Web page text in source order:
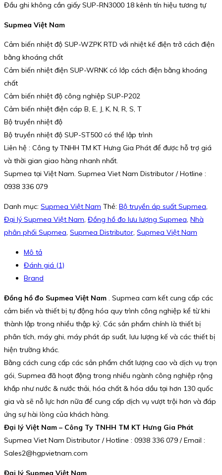
Đầu ghi không cần giấy SUP-RN3000 18 kênh tín hiệu tương tự
Supmea Việt Nam
Cảm biến nhiệt độ SUP-WZPK RTD với nhiệt kế điện trở cách điện
bằng khoáng chất
Cảm biến nhiệt điện SUP-WRNK có lớp cách điện bằng khoáng
chất
Cảm biến nhiệt độ công nghiệp SUP-P202
Cảm biến nhiệt điện cáp B, E, J, K, N, R, S, T
Bộ truyền nhiệt độ
Bộ truyền nhiệt độ SUP-ST500 có thể lập trình
Liên hệ : Công ty TNHH TM KT Hưng Gia Phát để được hỗ trợ giá
và thời gian giao hàng nhanh nhất.
Supmea tại Việt Nam. Supmea Viet Nam Distributor / Hotline :
0938 336 079
Danh mục: Supmea Việt Nam Thẻ: Bộ truyền áp suất Supmea,
Đại lý Supmea Việt Nam, Đồng hồ đo lưu lượng Supmea, Nhà
phân phối Supmea, Supmea Distributor, Supmea Việt Nam
Mô tả
Đánh giá (1)
Brand
Đồng hồ đo Supmea Việt Nam . Supmea cam kết cung cấp các
cảm biến và thiết bị tự động hóa quy trình công nghiệp kể từ khi
thành lập trong nhiều thập kỷ. Các sản phẩm chính là thiết bị
phân tích, máy ghi, máy phát áp suất, lưu lượng kế và các thiết bị
hiện trường khác.
Bằng cách cung cấp các sản phẩm chất lượng cao và dịch vụ trọn
gói, Supmea đã hoạt động trong nhiều ngành công nghiệp rộng
khắp như nước & nước thải, hóa chất & hóa dầu tại hơn 130 quốc
gia và sẽ nỗ lực hơn nữa để cung cấp dịch vụ vượt trội hơn và đáp
ứng sự hài lòng của khách hàng.
Đại lý Việt Nam – Công Ty TNHH TM KT Hưng Gia Phát
Supmea Viet Nam Distributor / Hotline : 0938 336 079 / Email :
Sales2@hgpvietnam.com
Đại lý Supmea Việt Nam